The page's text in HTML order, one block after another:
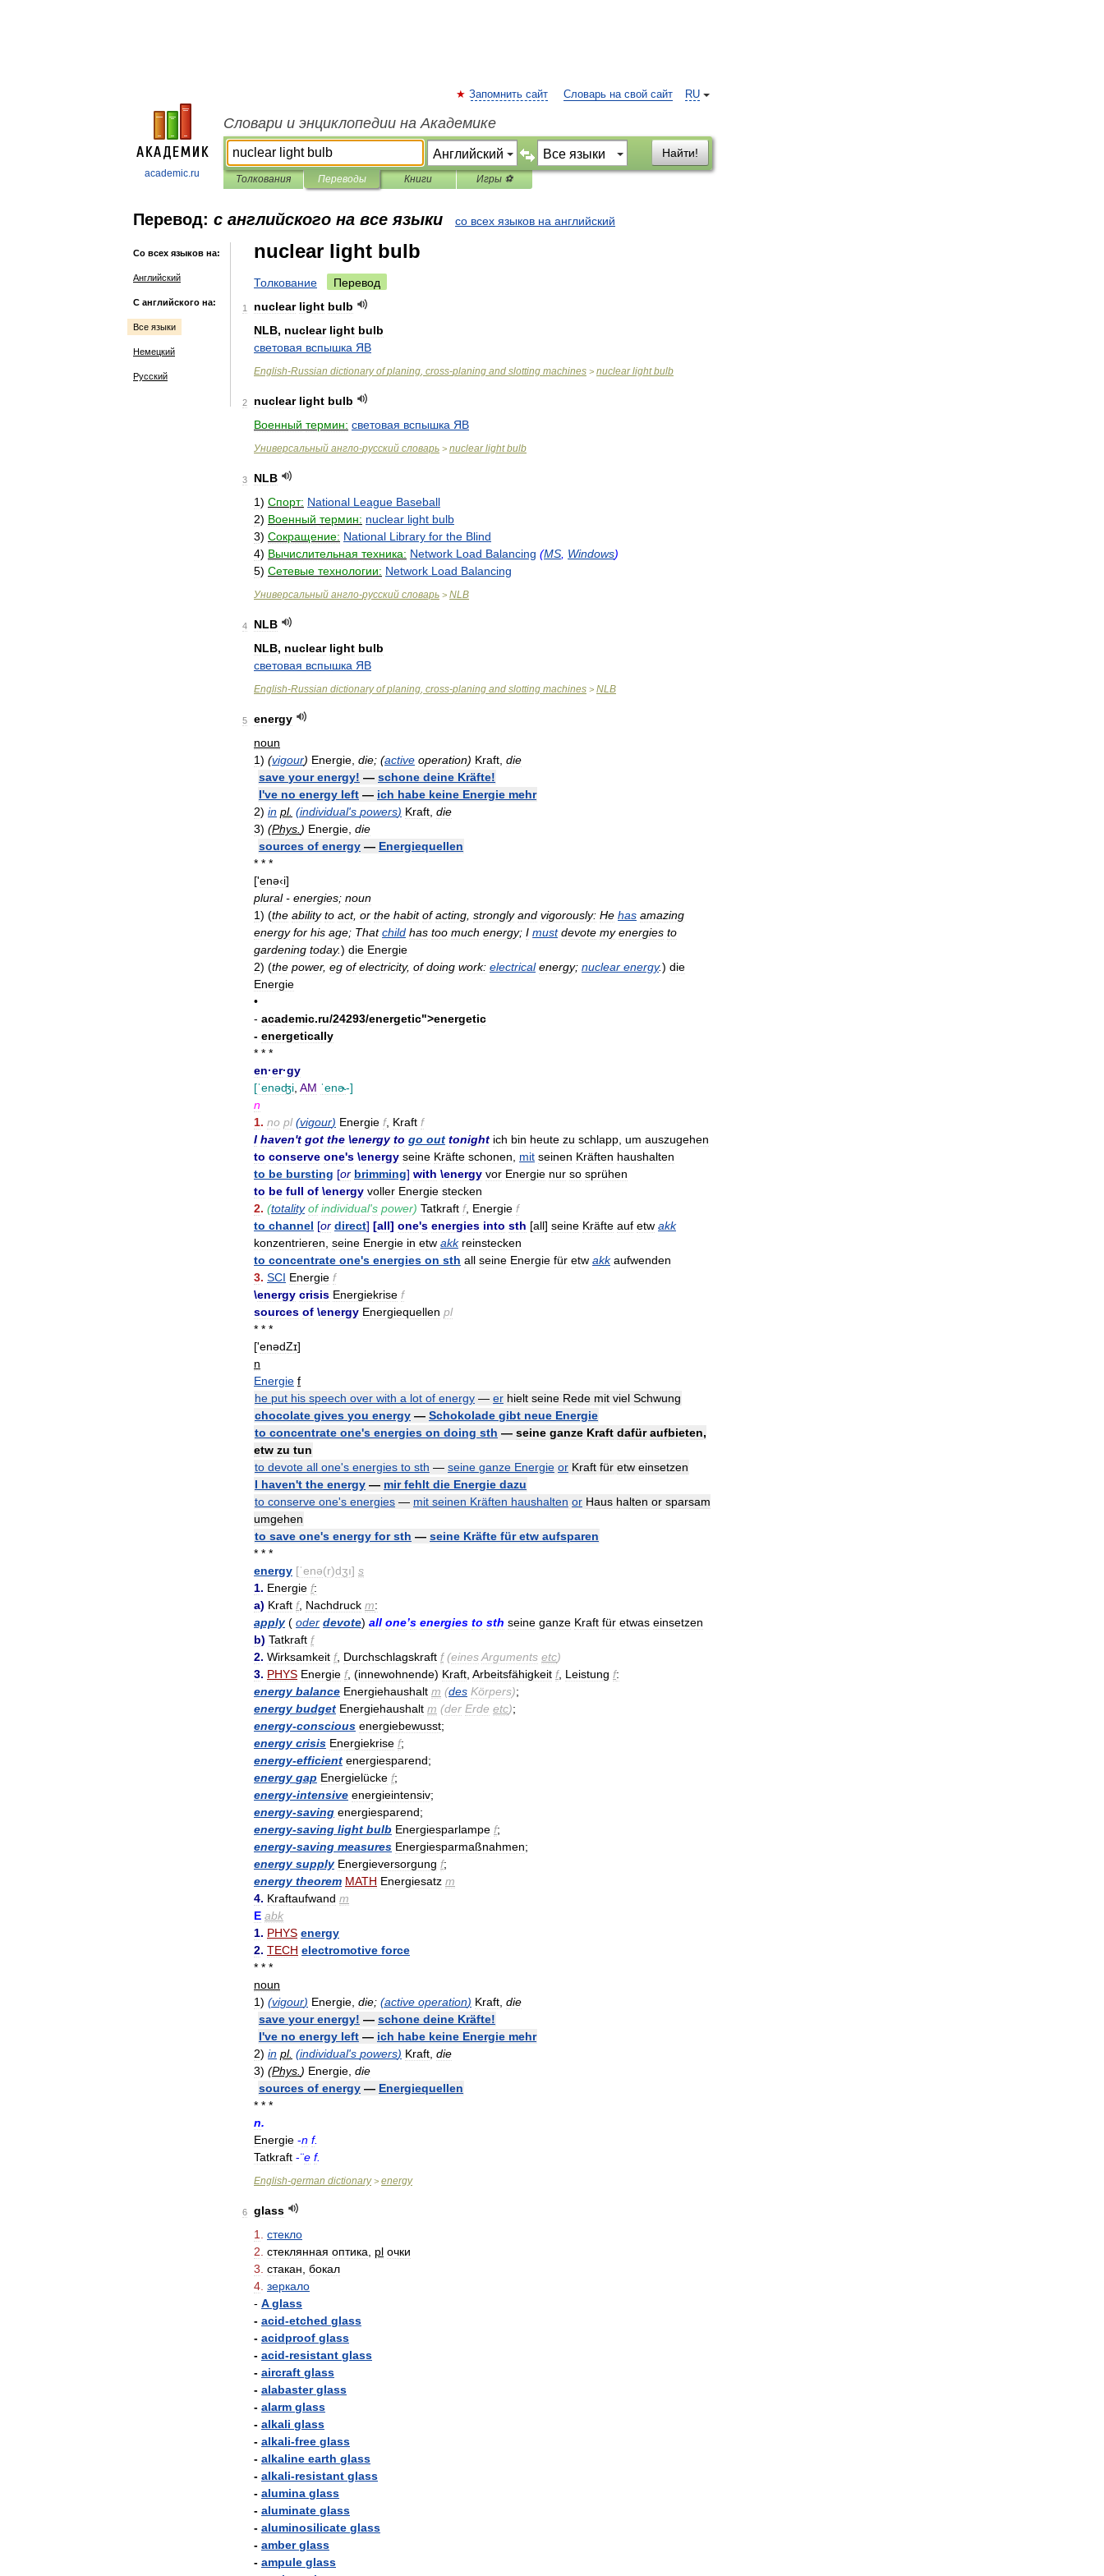
academic.ru
RU
Запомнить сайт Словарь на свой сайт
Словари и энциклопедии на Академике
Найти!
Толкования Переводы Книги Игры ⚽
Перевод: с английского на все языки со всех языков на английский
Со всех языков на:
Английский
С английского на:
Все языки
Немецкий
Русский
nuclear light bulb
Толкование Перевод
1 nuclear light bulb
NLB, nuclear light bulb
световая вспышка ЯВ
English-Russian dictionary of planing, cross-planing and slotting machines > nuclear light bulb
2 nuclear light bulb
Военный термин: световая вспышка ЯВ
Универсальный англо-русский словарь > nuclear light bulb
3
NLB
1) Спорт: National League Baseball
2) Военный термин: nuclear light bulb
3) Сокращение: National Library for the Blind
4) Вычислительная техника: Network Load Balancing (MS Windows)
5) Сетевые технологии: Network Load Balancing
Универсальный англо-русский словарь > NLB
4
NLB
NLB, nuclear light bulb
световая вспышка ЯВ
English-Russian dictionary of planing, cross-planing and slotting machines > NLB
5
energy
noun
1) (vigour) Energie die; (active operation) Kraft die
save your energy! — schone deine Kräfte!
I've no energy left — ich habe keine Energie mehr
2) in pl. (individual's powers) Kraft die
3) (Phys ) Energie die
sources of energy — Energiequellen
* * *
['enə‹i]
plural- energies; noun
1) (the ability to act, or the habit of acting strongly and vigorously: He has amazing
energy for his age; That child has too much energy; I must devote my energies to
gardening today.) die Energie
2) (the power, eg of electricity, of doing work: electrical energy; nuclear energy.) die
Energie
•
- academic.ru/24293/energetic">energetic
- energetically
* * *
en·er·gy
[ˈenəʤi AM ˈenɚ-]
n
1. no pl (vigour) Energie f, Kraft f
I haven't got the \energy to go out tonight ich bin heute zu schlapp um auszugehen
to conserve one's \energy seine Kräfte schonen mit seinen Kräften haushalten
to be bursting [or brimming] with \energy vor Energie nur so sprühen
to be full of \energy voller Energie stecken
2. (totality of individual's power) Tatkraft f, Energie f
to channel [or direct] [all] one's energies into sth [all] seine Kräfte auf etw akk
konzentrieren seine Energie in etw akk reinstecken
to concentrate one's energies on sth all seine Energie für etw akk aufwenden
3. SCI Energie f
\energy crisis Energiekrise f
sources of \energy Energiequellen pl
* * *
['enədZɪ]
n
Energie f
he put his speech over with a lot of energy — er hielt seine Rede mit viel Schwung
chocolate gives you energy — Schokolade gibt neue Energie
to concentrate one's energies on doing sth — seine ganze Kraft dafür aufbieten,
etw zu tun
to devote all one's energies to sth — seine ganze Energie or Kraft für etw einsetzen
I haven't the energy — mir fehlt die Energie dazu
to conserve one's energies — mit seinen Kräften haushalten or Haus halten or sparsam
umgehen
to save one's energy for sth — seine Kräfte für etw aufsparen
* * *
energy [ˈenə(r)dʒı] s
1. Energie f:
a) Kraft f, Nachdruck m:
apply( oder devote) all one’s energies to sth seine ganze Kraft für etwas einsetzen
b) Tatkraft f
2. Wirksamkeit f, Durchschlagskraft f(einesArguments etc)
3. PHYS Energie f, (innewohnende) Kraft Arbeitsfähigkeit f, Leistung f:
energy balance Energiehaushalt m (des Körpers);
energy budget Energiehaushalt m (der Erde etc);
energy-conscious energiebewusst;
energy crisis Energiekrise f;
energy-efficient energiesparend;
energy gap Energielücke f;
energy-intensive energieintensiv;
energy-saving energiesparend;
energy-saving light bulb Energiesparlampe f;
energy-saving measures Energiesparmaßnahmen;
energy supply Energieversorgung f;
energy theorem MATH Energiesatz m
4. Kraftaufwand m
E abk
1. PHYS energy
2. TECH electromotive force
* * *
noun
1) (vigour) Energie die; (active operation) Kraft die
save your energy! — schone deine Kräfte!
I've no energy left — ich habe keine Energie mehr
2) in pl. (individual's powers) Kraft die
3) (Phys ) Energie die
sources of energy — Energiequellen
* * *
n.
Energie -n f.
Tatkraft -¨e f.
English-german dictionary> energy
6
glass
1
стекло
2 стеклянная оптика pl очки
3 стакан бокал
4 зеркало
- A glass
- acid-etched glass
- acidproof glass
- acid-resistant glass
- aircraft glass
- alabaster glass
- alarm glass
- alkali glass
- alkali-free glass
- alkaline earth glass
- alkali-resistant glass
- alumina glass
- aluminate glass
- aluminosilicate glass
- amber glass
- ampule glass